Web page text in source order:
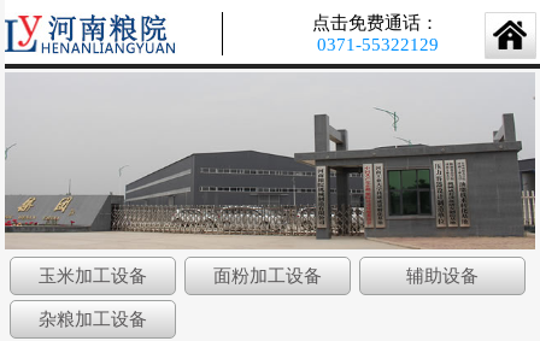
点击免费通话：
0371-55322129
玉米加工设备 面粉加工设备 辅助设备
杂粮加工设备